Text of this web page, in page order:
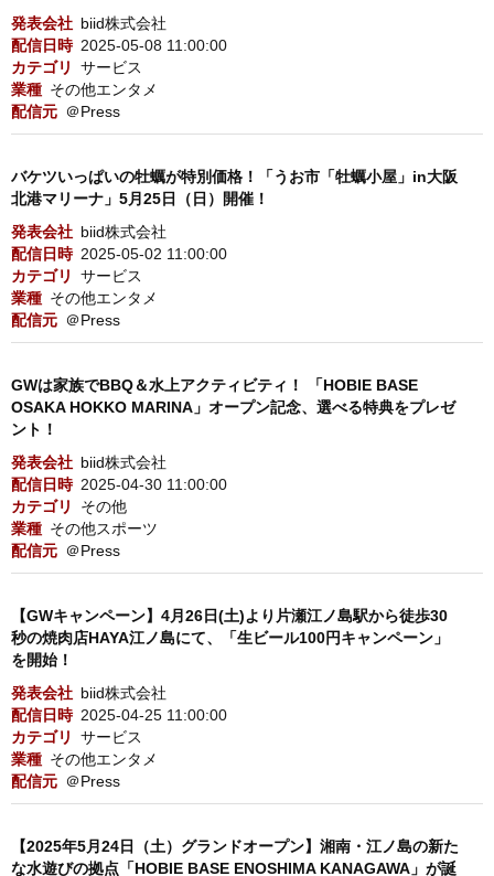
発表会社 biid株式会社
配信日時 2025-05-08 11:00:00
カテゴリ
サービス
業種 その他エンタメ
配信元 ＠Press
バケツいっぱいの牡蠣が特別価格！「うお市「牡蠣小屋」in大阪
北港マリーナ」5月25日（日）開催！
発表会社 biid株式会社
配信日時 2025-05-02 11:00:00
カテゴリ
サービス
業種 その他エンタメ
配信元 ＠Press
GWは家族でBBQ＆水上アクティビティ！ 「HOBIE BASE
OSAKA HOKKO MARINA」オープン記念、選べる特典をプレゼ
ント！
発表会社 biid株式会社
配信日時 2025-04-30 11:00:00
カテゴリ
その他
業種 その他スポーツ
配信元 ＠Press
【GWキャンペーン】4月26日(土)より片瀬江ノ島駅から徒歩30
秒の焼肉店HAYA江ノ島にて、「生ビール100円キャンペーン」
を開始！
発表会社 biid株式会社
配信日時 2025-04-25 11:00:00
カテゴリ
サービス
業種 その他エンタメ
配信元 ＠Press
【2025年5月24日（土）グランドオープン】湘南・江ノ島の新た
な水遊びの拠点「HOBIE BASE ENOSHIMA KANAGAWA」が誕